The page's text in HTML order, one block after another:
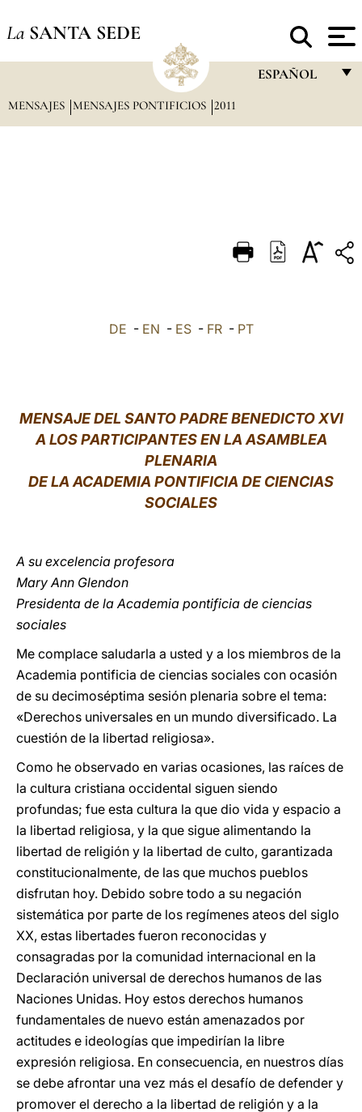
La SANTA SEDE
ESPAÑOL
DEUTSCH
MENSAJES MENSAJES PONTIFICIOS 2011
DE - EN - ES- FR- PT
MENSAJE DEL SANTO PADRE BENEDICTO XVI
A LOS PARTICIPANTES EN LA ASAMBLEA
PLENARIA
DE LA ACADEMIA PONTIFICIA DE CIENCIAS
SOCIALES
A su excelencia profesora
Mary Ann Glendon
Presidenta de la Academia pontificia de ciencias
sociales
Me complace saludarla a usted y a los miembros de la
Academia pontificia de ciencias sociales con ocasión
de su decimoséptima sesión plenaria sobre el tema:
«Derechos universales en un mundo diversificado. La
cuestión de la libertad religiosa».
Como he observado en varias ocasiones, las raíces de
la cultura cristiana occidental siguen siendo
profundas; fue esta cultura la que dio vida y espacio a
la libertad religiosa, y la que sigue alimentando la
libertad de religión y la libertad de culto, garantizada
constitucionalmente, de las que muchos pueblos
disfrutan hoy. Debido sobre todo a su negación
sistemática por parte de los regímenes ateos del siglo
XX, estas libertades fueron reconocidas y
consagradas por la comunidad internacional en la
Declaración universal de derechos humanos de las
Naciones Unidas. Hoy estos derechos humanos
fundamentales de nuevo están amenazados por
actitudes e ideologías que impedirían la libre
expresión religiosa. En consecuencia, en nuestros días
se debe afrontar una vez más el desafío de defender y
promover el derecho a la libertad de religión y a la